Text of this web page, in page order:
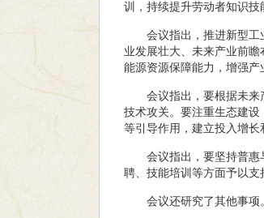
训，持续提升劳动者知识技
会议指出，推进新型
业发展壮大、未来产业前
能源资源保障能力，增强产
会议指出，要根据未
技术攻关。要注重生态建
等引导作用，建立投入增长
会议指出，要坚持普
聘、技能培训等方面予以支
会议还研究了其他事项